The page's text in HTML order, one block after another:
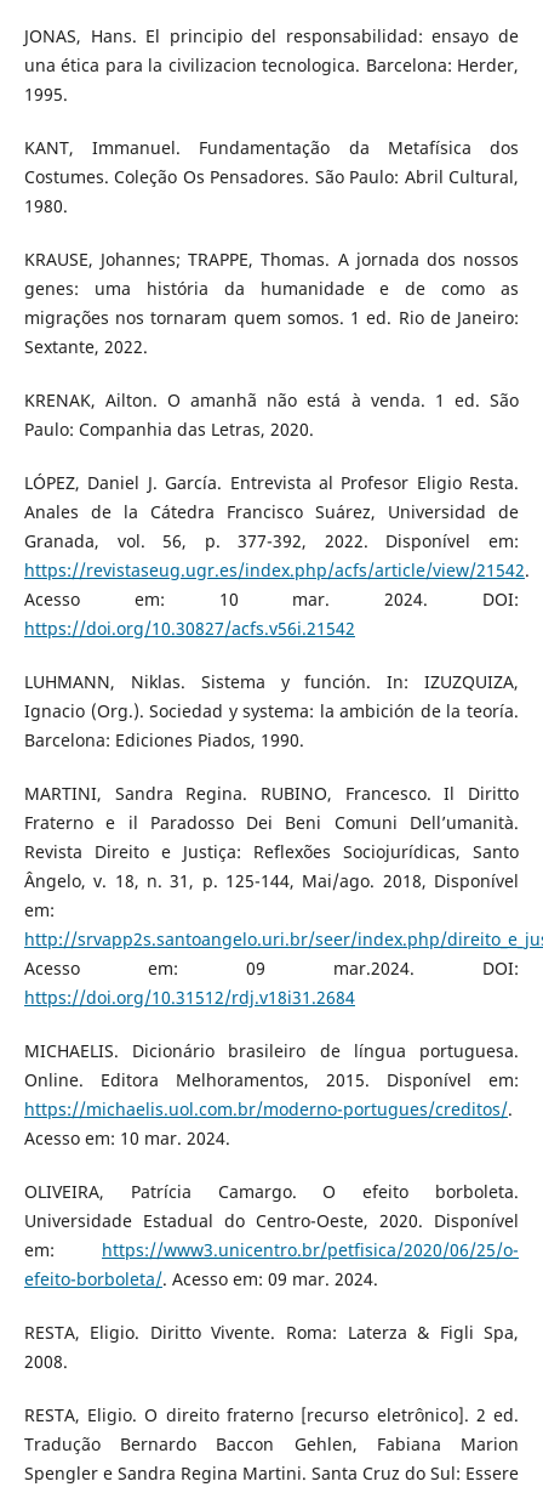
JONAS, Hans. El principio del responsabilidad: ensayo de
una ética para la civilizacion tecnologica. Barcelona: Herder,
1995.
KANT, Immanuel. Fundamentação da Metafísica dos
Costumes. Coleção Os Pensadores. São Paulo: Abril Cultural,
1980.
KRAUSE, Johannes; TRAPPE, Thomas. A jornada dos nossos
genes: uma história da humanidade e de como as
migrações nos tornaram quem somos. 1 ed. Rio de Janeiro:
Sextante, 2022.
KRENAK, Ailton. O amanhã não está à venda. 1 ed. São
Paulo: Companhia das Letras, 2020.
LÓPEZ, Daniel J. García. Entrevista al Profesor Eligio Resta.
Anales de la Cátedra Francisco Suárez, Universidad de
Granada, vol. 56, p. 377-392, 2022. Disponível em:
https://revistaseug.ugr.es/index.php/acfs/article/view/21542.
Acesso em: 10 mar. 2024. DOI:
https://doi.org/10.30827/acfs.v56i.21542
LUHMANN, Niklas. Sistema y función. In: IZUZQUIZA,
Ignacio (Org.). Sociedad y systema: la ambición de la teoría.
Barcelona: Ediciones Piados, 1990.
MARTINI, Sandra Regina. RUBINO, Francesco. Il Diritto
Fraterno e il Paradosso Dei Beni Comuni Dell’umanità.
Revista Direito e Justiça: Reflexões Sociojurídicas, Santo
Ângelo, v. 18, n. 31, p. 125-144, Mai/ago. 2018, Disponível
em:
http://srvapp2s.santoangelo.uri.br/seer/index.php/
Acesso em: 09 mar.2024. DOI:
https://doi.org/10.31512/rdj.v18i31.2684
MICHAELIS. Dicionário brasileiro de língua portuguesa.
Online. Editora Melhoramentos, 2015. Disponível em:
https://michaelis.uol.com.br/moderno-portugues/creditos/.
Acesso em: 10 mar. 2024.
OLIVEIRA, Patrícia Camargo. O efeito borboleta.
Universidade Estadual do Centro-Oeste, 2020. Disponível
em: https://www3.unicentro.br/petfisica/2020/06/25/o-
efeito-borboleta/. Acesso em: 09 mar. 2024.
RESTA, Eligio. Diritto Vivente. Roma: Laterza & Figli Spa,
2008.
RESTA, Eligio. O direito fraterno [recurso eletrônico]. 2 ed.
Tradução Bernardo Baccon Gehlen, Fabiana Marion
Spengler e Sandra Regina Martini. Santa Cruz do Sul: Essere